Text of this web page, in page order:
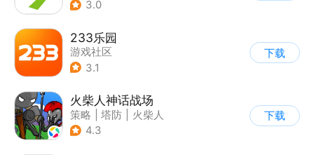
3.0
233乐园
游戏社区
3.1
下载
火柴人神话战场
策略 塔防
火柴人
| 休闲益智
4.3
下载